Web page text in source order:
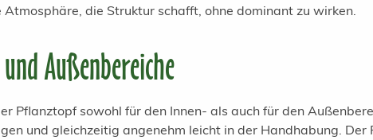
die Struktur schafft, ohne dominant zu wirken.
Außenbereiche
Pflanztopf sowohl für den Innen- als auch für den
und gleichzeitig angenehm leicht in der Handhabung.